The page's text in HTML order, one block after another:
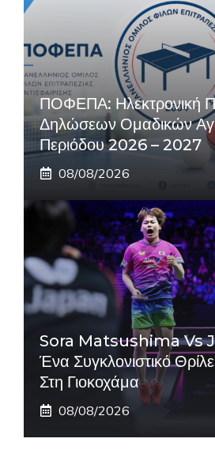
ΠΟΦΕΠΑ: Ηλεκτρονική
Δηλώσεων Ομαδικών
Περιόδου 2026 – 2027
08/08/2026
Sora Matsushima Vs
Ένα Συγκλονιστικό
Στη Γιοκοχάμα
08/08/2026